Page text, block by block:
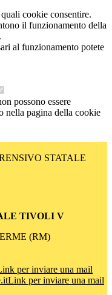
cookie consentire.
il funzionamento della
al funzionamento potete
possono essere
nella pagina della cookie
STATALE
TIVOLI V
(RM)
per inviare una mail
Link per inviare una mail